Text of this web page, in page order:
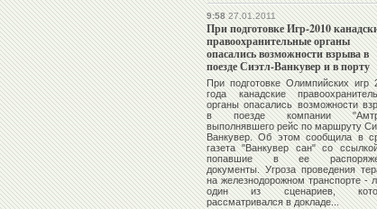
9:5827.01.2011
При подготовке Игр-2010
правоохранительные органы
опасались возможности взрыва в
поезде Сиэтл-Ванкувер и в порту
При подготовке Олимпийских игр
года канадские
органы опасались возможности
в поезде компании
выполнявшего рейс по маршруту
Ванкувер. Об этом сообщила в
газета "Ванкувер сан" со
попавшие в ее
документы. Угроза проведения
на железнодорожном транспорте -
один из сценариев,
рассматривался в докладе...